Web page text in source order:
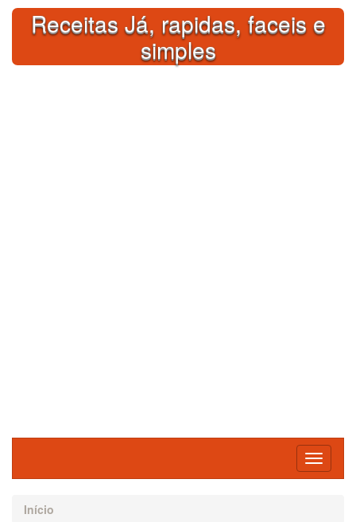
Skip
contentReceitas Já, rapidas, faceis e
simples
Toggle
Início